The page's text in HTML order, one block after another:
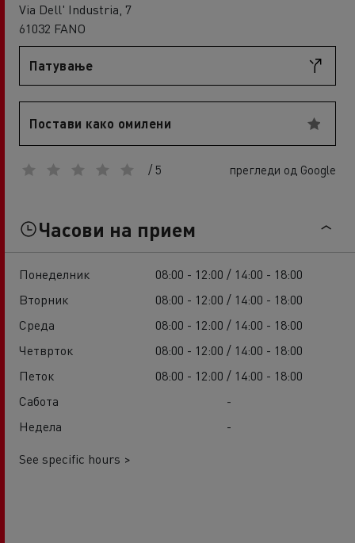
Via Dell' Industria, 7
61032 FANO
Патување
Постави како омилени
/ 5 прегледи од Google
Часови на прием
Понеделник
08:00 - 12:00 / 14:00 - 18:00
Вторник
08:00 - 12:00 / 14:00 - 18:00
Среда
08:00 - 12:00 / 14:00 - 18:00
Четврток
08:00 - 12:00 / 14:00 - 18:00
Петок
08:00 - 12:00 / 14:00 - 18:00
Сабота
-
Недела
-
See specific hours >